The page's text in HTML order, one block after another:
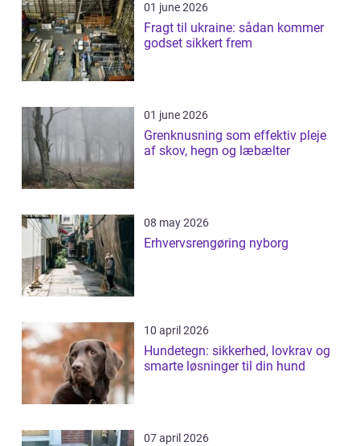
01 june 2026
Fragt til ukraine: sådan kommer
godset sikkert frem
01 june 2026
Grenknusning som effektiv pleje
af skov, hegn og læbælter
08 may 2026
Erhvervsrengøring nyborg
10 april 2026
Hundetegn: sikkerhed, lovkrav og
smarte løsninger til din hund
07 april 2026